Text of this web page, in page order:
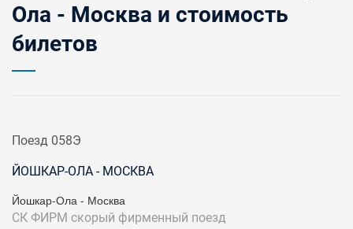
Ола - Москва и стоимость
билетов
Поезд 058Э
ЙОШКАР-ОЛА - МОСКВА
Йошкар-Ола - Москва
СК ФИРМ скорый фирменный поезд